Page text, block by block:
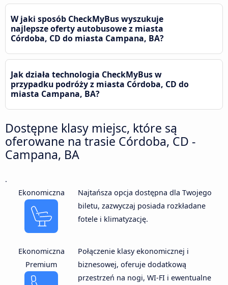
W jaki sposób CheckMyBus wyszukuje
najlepsze oferty autobusowe z miasta
Córdoba, CD do miasta Campana, BA?
Jak działa technologia CheckMyBus w
przypadku podróży z miasta Córdoba, CD do
miasta Campana, BA?
Dostępne klasy miejsc, które są
oferowane na trasie Córdoba, CD -
Campana, BA
.
Ekonomiczna
Najtańsza opcja dostępna dla Twojego
biletu, zazwyczaj posiada rozkładane
fotele i klimatyzację.
Ekonomiczna
Premium
Połączenie klasy ekonomicznej i
biznesowej, oferuje dodatkową
przestrzeń na nogi, WI-FI i ewentualne